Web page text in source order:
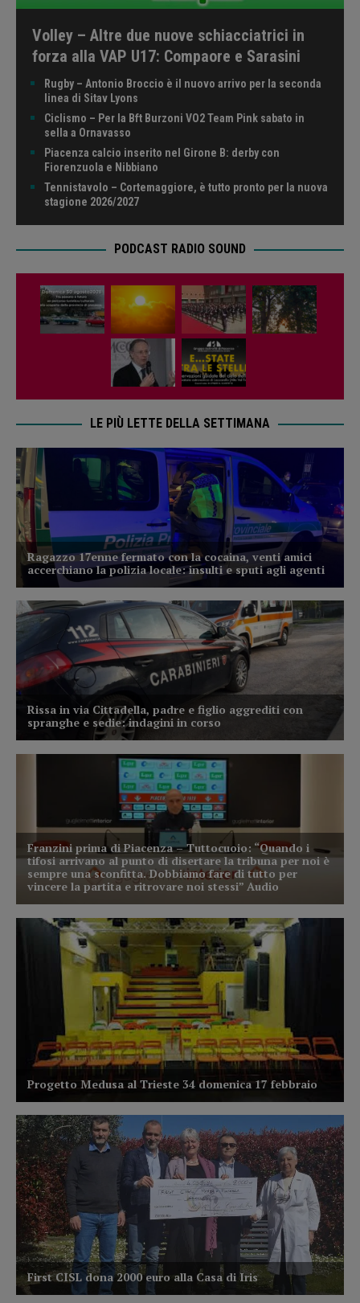
Volley – Altre due nuove schiacciatrici in
forza alla VAP U17: Compaore e Sarasini
Rugby – Antonio Broccio è il nuovo arrivo per la seconda
linea di Sitav Lyons
Ciclismo – Per la Bft Burzoni VO2 Team Pink sabato in
sella a Ornavasso
Piacenza calcio inserito nel Girone B: derby con
Fiorenzuola e Nibbiano
Tennistavolo – Cortemaggiore, è tutto pronto per la nuova
stagione 2026/2027
PODCAST RADIO SOUND
LE PIÙ LETTE DELLA SETTIMANA